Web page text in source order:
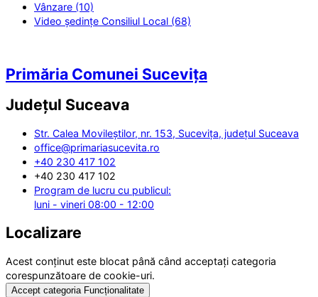
Vânzare (10)
Video ședințe Consiliul Local (68)
Primăria Comunei Sucevița
Județul Suceava
Str. Calea Movileștilor, nr. 153, Sucevița, județul Suceava
office@primariasucevita.ro
+40 230 417 102
+40 230 417 102
Program de lucru cu publicul:
luni - vineri 08:00 - 12:00
Localizare
Acest conținut este blocat până când acceptați categoria
corespunzătoare de cookie-uri.
Accept categoria Funcționalitate